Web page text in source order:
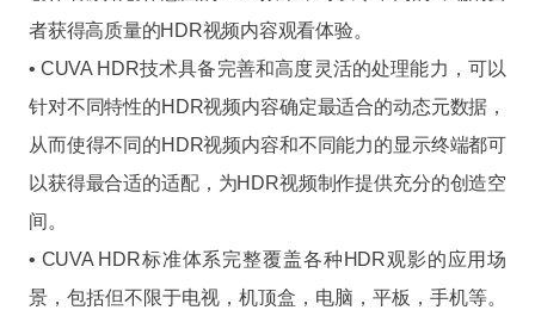
者获得高质量的HDR视频内容观看体验。
• CUVA HDR技术具备完善和高度灵活的处理能力，可以
针对不同特性的HDR视频内容确定最适合的动态元数据，
从而使得不同的HDR视频内容和不同能力的显示终端都可
以获得最合适的适配，为HDR视频制作提供充分的创造空
间。
• CUVA HDR标准体系完整覆盖各种HDR观影的应用场
景，包括但不限于电视，机顶盒，电脑，平板，手机等。